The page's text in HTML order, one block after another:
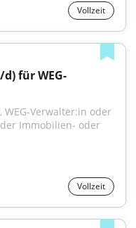
Vollzeit
für WEG-
WEG-Verwalter:in oder
Immobilien- oder
Vollzeit